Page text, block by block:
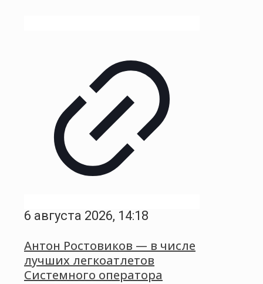
6 августа 2026, 14:18
Антон Ростовиков — в числе
лучших легкоатлетов
Системного оператора